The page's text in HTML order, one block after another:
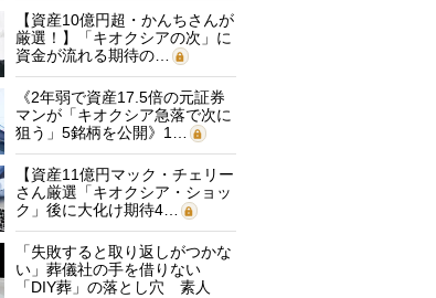
【資産10億円超・かんちさんが
厳選！】「キオクシアの次」に
資金が流れる期待の…
《2年弱で資産17.5倍の元証券
マンが「キオクシア急落で次に
狙う」5銘柄を公開》1…
【資産11億円マック・チェリー
さん厳選「キオクシア・ショッ
ク」後に大化け期待4…
「失敗すると取り返しがつかな
い」葬儀社の手を借りない
「DIY葬」の落とし穴 素人